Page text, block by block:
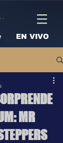
sesión
EN VIVO
MR